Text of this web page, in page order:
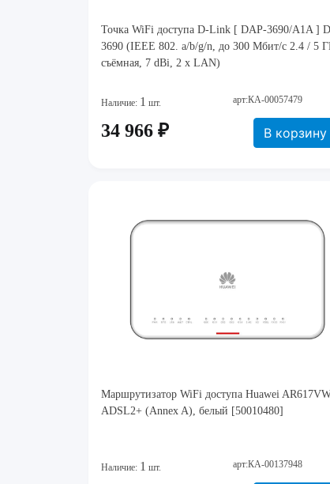
Точка WiFi доступа D-Link [ DAP-3690/A1A ]
3690 (IEEE 802. a/b/g/n, до 300 Мбит/с 2.4 / 5
съёмная, 7 dBi, 2 x LAN)
Наличие: 1 шт. арт:КА-00057479
34 966 ₽ В корзину
Маршрутизатор WiFi доступа Huawei
ADSL2+ (Annex A), белый [50010480]
Наличие: 1 шт. арт:КА-00137948